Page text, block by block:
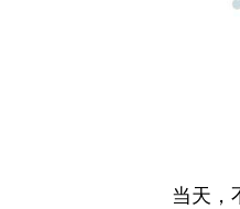
当天，